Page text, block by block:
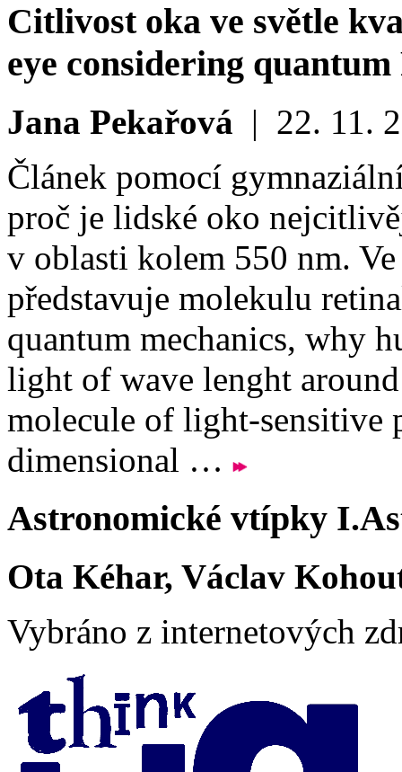
Citlivost oka ve světle
eye considering quantum
Jana Pekařová | 22. 11.
Článek pomocí
proč je lidské oko
v oblasti kolem 550 nm.
představuje molekulu
quantum mechanics, why
light of wave lenght
molecule of light-sensitive
dimensional …
Astronomické vtípky I.
Ota Kéhar, Václav
Vybráno z internetových